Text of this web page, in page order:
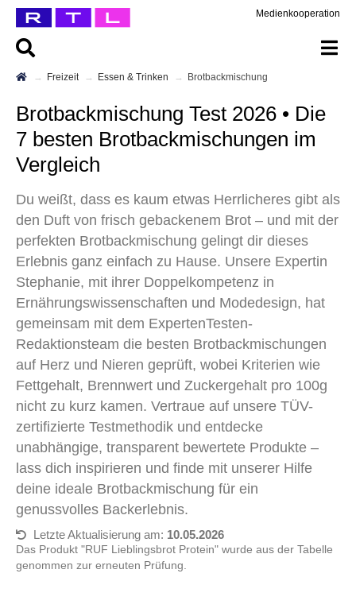
Medienkooperation
Freizeit Essen & Trinken Brotbackmischung
Brotbackmischung Test 2026 • Die
7 besten Brotbackmischungen im
Vergleich
Du weißt, dass es kaum etwas Herrlicheres gibt als
den Duft von frisch gebackenem Brot – und mit der
perfekten Brotbackmischung gelingt dir dieses
Erlebnis ganz einfach zu Hause. Unsere Expertin
Stephanie, mit ihrer Doppelkompetenz in
Ernährungswissenschaften und Modedesign, hat
gemeinsam mit dem ExpertenTesten-
Redaktionsteam die besten Brotbackmischungen
auf Herz und Nieren geprüft, wobei Kriterien wie
Fettgehalt, Brennwert und Zuckergehalt pro 100g
nicht zu kurz kamen. Vertraue auf unsere TÜV-
zertifizierte Testmethodik und entdecke
unabhängige, transparent bewertete Produkte –
lass dich inspirieren und finde mit unserer Hilfe
deine ideale Brotbackmischung für ein
genussvolles Backerlebnis.
Letzte Aktualisierung am: 10.05.2026
Das Produkt "‎RUF Lieblingsbrot Protein" wurde aus der Tabelle
genommen zur erneuten Prüfung.